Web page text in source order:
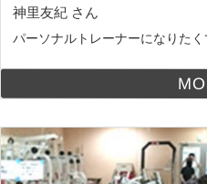
神里友紀 さん
パーソナルトレーナーになりたく